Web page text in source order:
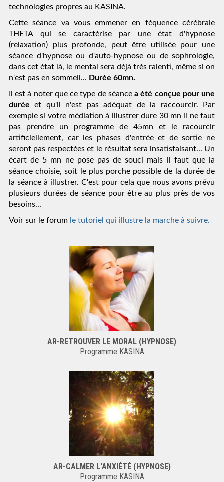
technologies propres au KASINA.
Cette séance va vous emmener en féquence cérébrale
THETA qui se caractérise par une état d'hypnose
(relaxation) plus profonde, peut être utilisée pour une
séance d'hypnose ou d'auto-hypnose ou de sophrologie,
dans cet état là, le mental sera déjà très ralenti, même si on
n'est pas en sommeil... Durée 60mn.
Il est à noter que ce type de séance a été conçue pour une
durée et qu'il n'est pas adéquat de la raccourcir. Par
exemple si votre médiation à illustrer dure 30 mn il ne faut
pas prendre un programme de 45mn et le racourcir
artificiellement, car les phases d'entrée et de sortie ne
seront pas respectées et le résultat sera insatisfaisant... Un
écart de 5 mn ne pose pas de souci mais il faut que la
séance choisie, soit le plus porche possible de la durée de
la séance à illustrer. C'est pour cela que nous avons prévu
plusieurs durées de séance pour être au plus près de vos
besoins...
Voir sur le forum le tutoriel qui illustre la marche à suivre.
AR-RETROUVER LE MORAL (HYPNOSE)
Programme KASINA
AR-CALMER L'ANXIÉTÉ (HYPNOSE)
Programme KASINA